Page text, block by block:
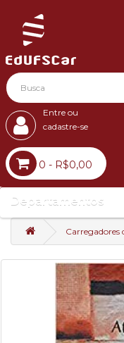
Entre ou
cadastre-se
0 - R$0,00
Departamentos
Carregadores